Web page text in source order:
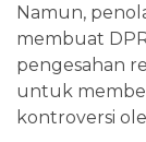
Namun,
membuat
pengesahan
untuk
kontroversi